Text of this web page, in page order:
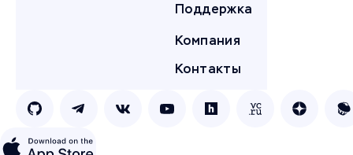
Поддержка
Компания
Контакты